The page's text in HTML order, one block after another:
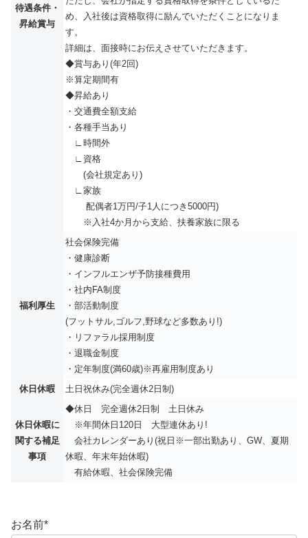
待遇条件・
昇給賞与
め、入社後は資格取得に励んでいただくことになりま
す。
詳細は、面接時にお伝えさせていただきます。
◆賞与あり(年2回)
※算定期間有
◆昇給あり
・交通費全額支給
・各種手当あり
∟時間外
∟資格
(会社規定あり)
∟家族
配偶者1万円/子1人につき5000円)
※入社4か月から支給、扶養家族に限る
福利厚生
社会保険完備
・健康診断
・インフルエンザ予防接種費用
・社内FA制度
・部活動制度
(フットサル,ゴルフ,野球など多数あり!)
・リファラル採用制度
・退職金制度
・定年制度(満60歳)※再雇用制度あり
休日休暇
土日祝休み(完全週休2日制)
休日休暇に
関する補足
事項
◆休日 完全週休2日制 土日休み
※年間休⽇120⽇ 大型連休あり!
会社カレンダーあり(祝日※一部出勤あり、GW、夏期
休暇、年末年始休暇)
有給休暇、社会保険完備
お名前*